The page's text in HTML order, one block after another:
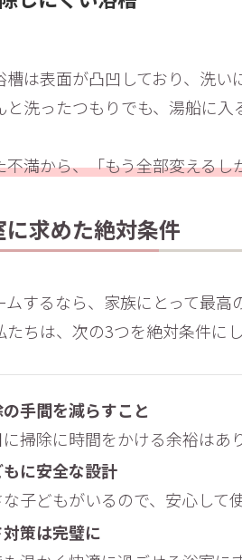
槽は表面が凸凹しており、洗い
と洗ったつもりでも、湯船に
不満から、「もう全部変える
求めた絶対条件
ムするなら、家族にとって最高
たちは、次の3つを絶対条件にし
手間を減らすこと
掃除に時間をかける余裕はあ
に安全な設計
子どもがいるので、安心して
策は完璧に